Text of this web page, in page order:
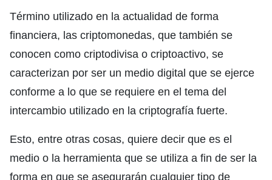
Término utilizado en la actualidad de forma
financiera, las criptomonedas, que también se
conocen como criptodivisa o criptoactivo, se
caracterizan por ser un medio digital que se ejerce
conforme a lo que se requiere en el tema del
intercambio utilizado en la criptografía fuerte.
Esto, entre otras cosas, quiere decir que es el
medio o la herramienta que se utiliza a fin de ser la
forma en que se asegurarán cualquier tipo de